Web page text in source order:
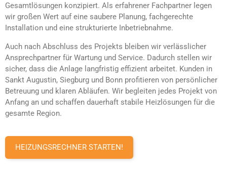
Gesamtlösungen konzipiert. Als erfahrener Fachpartner legen
wir großen Wert auf eine saubere Planung, fachgerechte
Installation und eine strukturierte Inbetriebnahme.
Auch nach Abschluss des Projekts bleiben wir verlässlicher
Ansprechpartner für Wartung und Service. Dadurch stellen wir
sicher, dass die Anlage langfristig effizient arbeitet. Kunden in
Sankt Augustin, Siegburg und Bonn profitieren von persönlicher
Betreuung und klaren Abläufen. Wir begleiten jedes Projekt von
Anfang an und schaffen dauerhaft stabile Heizlösungen für die
gesamte Region.
HEIZUNGSRECHNER STARTEN!